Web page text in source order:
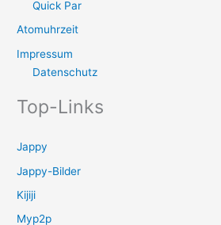
Quick Par
Atomuhrzeit
Impressum
Datenschutz
Top-Links
Jappy
Jappy-Bilder
Kijiji
Myp2p